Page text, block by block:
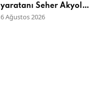
yaratanı Seher Akyol
DEFAKOK Derneği ile kıyı
6 Ağustos 2026